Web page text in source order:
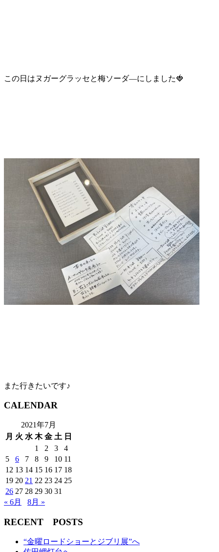
この日はヌガーグラッセと梅ソーダ―にしました🍓
また行きたいです♪
CALENDAR
2021年7月
月 火 水 木 金 土 日
1
2 3
4
5
6 7 8 9 10 11
12 13 14 15 16 17 18
19 20 21 22 23 24 25
26 27 28 29 30 31
« 6月
8月 »
RECENT POSTS
“金曜ロードショーとジブリ展”へ